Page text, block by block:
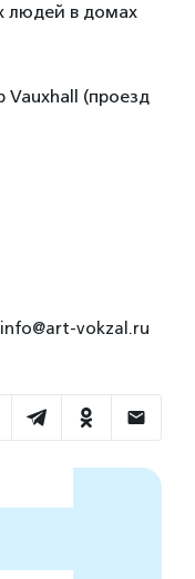
людей в домах
(проезд
vokzal.ru